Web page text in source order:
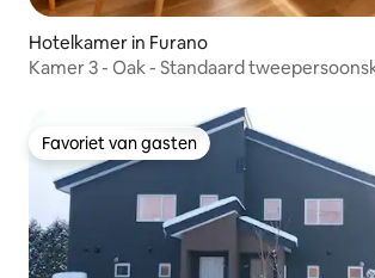
Hotelkamer in Furano
Kamer 3 - Oak - Standaard
Favoriet van gasten
Favoriet van gasten